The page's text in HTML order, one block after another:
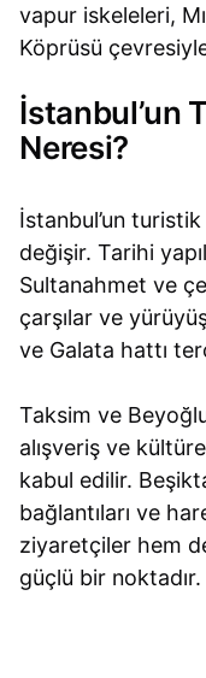
vapur iskeleleri,
Köprüsü
İstanbul’un
Neresi?
İstanbul’un
değişir. Tarihi
Sultanahmet ve
çarşılar ve
ve Galata hattı
Taksim ve
alışveriş ve
kabul edilir.
bağlantıları ve
ziyaretçiler hem
güçlü bir noktadır.